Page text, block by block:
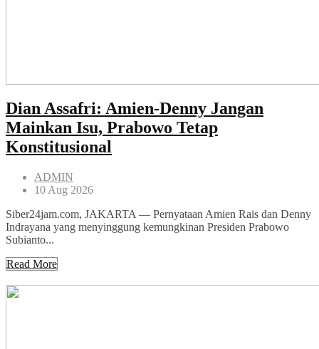
Dian Assafri: Amien-Denny Jangan
Mainkan Isu, Prabowo Tetap
Konstitusional
ADMIN
10 Aug 2026
Siber24jam.com, JAKARTA — Pernyataan Amien Rais dan Denny
Indrayana yang menyinggung kemungkinan Presiden Prabowo
Subianto...
Read More